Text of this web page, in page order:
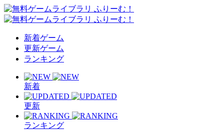
新着ゲーム
更新ゲーム
ランキング
新着
更新
ランキング